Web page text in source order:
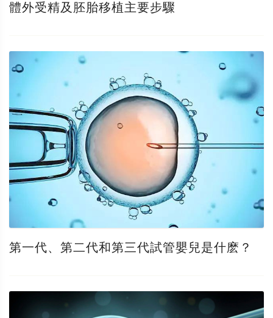
體外受精及胚胎移植主要步驟
第一代、第二代和第三代試管嬰兒是什麽？